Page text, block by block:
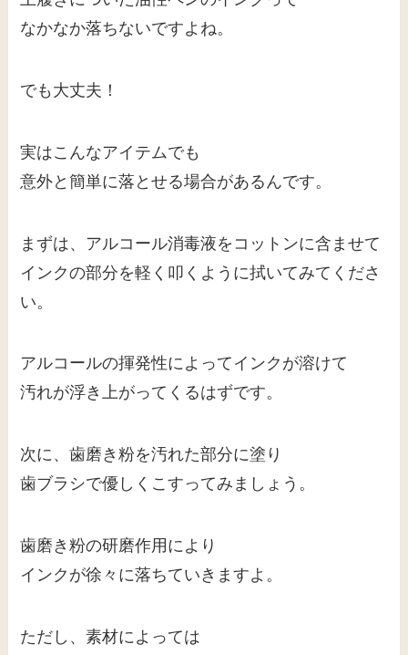
なかなか落ちないですよね。
でも大丈夫！
実はこんなアイテムでも
意外と簡単に落とせる場合があるんです。
まずは、アルコール消毒液をコットンに含ませて
インクの部分を軽く叩くように拭いてみてくださ
い。
アルコールの揮発性によってインクが溶けて
汚れが浮き上がってくるはずです。
次に、歯磨き粉を汚れた部分に塗り
歯ブラシで優しくこすってみましょう。
歯磨き粉の研磨作用により
インクが徐々に落ちていきますよ。
ただし、素材によっては